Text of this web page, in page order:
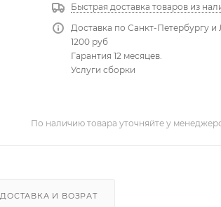
Быстрая доставка товаров из
Доставка по Санкт-Петербургу и
1200 руб
Гарантия 12 месяцев.
Услуги сборки
По наличию товара уточняйте у
ДОСТАВКА И ВОЗРАТ